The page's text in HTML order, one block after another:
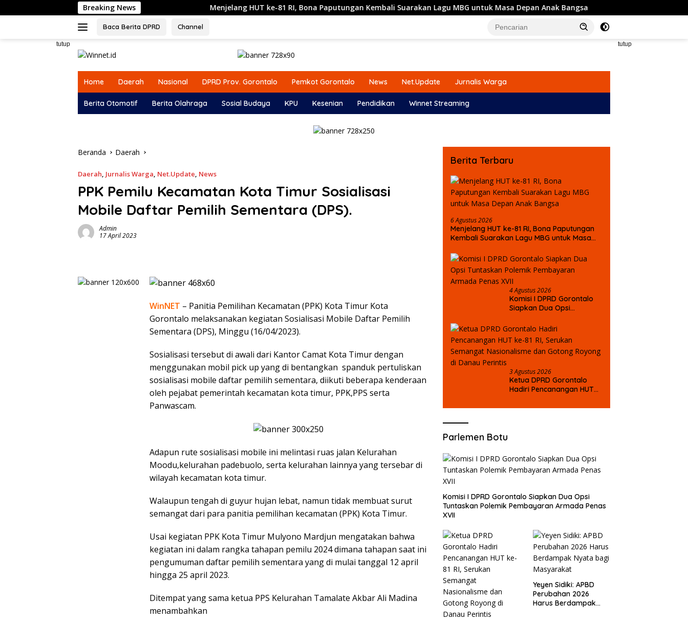
ke
Breaking News Menjelang HUT ke-81 RI, Bona Paputungan Kembali Suarakan Lagu MBG untuk Masa Depan Anak Bangsa Komisi I DPRD Gorontalo
Baca Berita DPRD Channel
tutup tutup
Home Daerah Nasional DPRD Prov. Gorontalo Pemkot Gorontalo News Net.Update Jurnalis Warga
Berita Otomotif Berita Olahraga Sosial Budaya KPU Kesenian Pendidikan Winnet Streaming
Beranda Daerah
Daerah Jurnalis Warga Net.Update News
PPK Pemilu Kecamatan Kota Timur Sosialisasi
Mobile Daftar Pemilih Sementara (DPS).
Admin
17 April 2023
WinNET – Panitia Pemilihan Kecamatan (PPK) Kota Timur Kota
Gorontalo melaksanakan kegiatan Sosialisasi Mobile Daftar Pemilih
Sementara (DPS), Minggu (16/04/2023).
Sosialisasi tersebut di awali dari Kantor Camat Kota Timur dengan
menggunakan mobil pick up yang di bentangkan spanduk pertuliskan
sosialisasi mobile daftar pemilih sementara, diikuti beberapa kenderaan
oleh pejabat pemerintah kecamatan kota timur, PPK,PPS serta
Panwascam.
Adapun rute sosialisasi mobile ini melintasi ruas jalan Kelurahan
Moodu,kelurahan padebuolo, serta kelurahan lainnya yang tersebar di
wilayah kecamatan kota timur.
Walaupun tengah di guyur hujan lebat, namun tidak membuat surut
semangat dari para panitia pemilihan kecamatan (PPK) Kota Timur.
Usai kegiatan PPK Kota Timur Mulyono Mardjun mengatakan bahwa
kegiatan ini dalam rangka tahapan pemilu 2024 dimana tahapan saat ini
pengumuman daftar pemilih sementara yang di mulai tanggal 12 april
hingga 25 april 2023.
Ditempat yang sama ketua PPS Kelurahan Tamalate Akbar Ali Madina
menambahkan
Berita Terbaru
6 Agustus 2026
Menjelang HUT ke-81 RI, Bona Paputungan
Kembali Suarakan Lagu MBG untuk Masa
4 Agustus 2026
Komisi I DPRD Gorontalo
Siapkan Dua Opsi
Pembayaran Armada
Penas XVII
3 Agustus 2026
Ketua DPRD Gorontalo
Hadiri Pencanangan HUT
Semangat Nasionalisme
Parlemen Botu
Komisi I DPRD Gorontalo Siapkan Dua Opsi
Tuntaskan Polemik Pembayaran Armada Penas
XVII
Yeyen Sidiki: APBD
Perubahan 2026
Harus Berdampak